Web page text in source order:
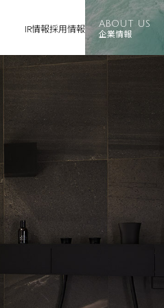
IR情報採用情報 ABOUT US
企業情報